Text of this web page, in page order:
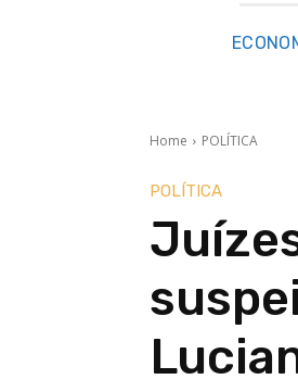
Home POLÍTICA
POLÍTICA